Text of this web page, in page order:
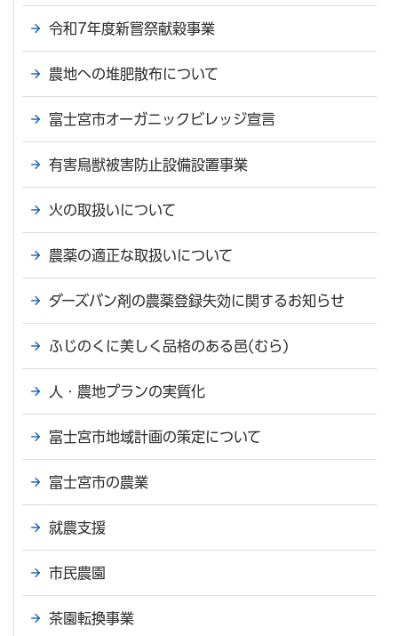
令和7年度新嘗祭献穀事業
農地への堆肥散布について
富士宮市オーガニックビレッジ宣言
有害鳥獣被害防止設備設置事業
火の取扱いについて
農薬の適正な取扱いについて
ダーズバン剤の農薬登録失効に関するお知らせ
ふじのくに美しく品格のある邑(むら)
人・農地プランの実質化
富士宮市地域計画の策定について
富士宮市の農業
就農支援
市民農園
茶園転換事業